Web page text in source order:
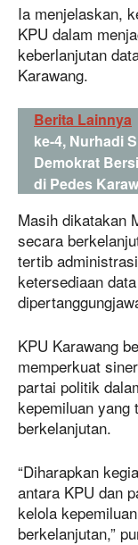
Ia menjelaskan,
KPU dalam
keberlanjutan
Karawang.
Berita Lainnya
ke-4, Nurhadi
Demokrat
di Pedes
Masih dikatakan
secara
tertib
ketersediaan
KPU Karawang
memperkuat
partai politik
kepemiluan yang
berkelanjutan.
“Diharapkan
antara KPU dan
kelola
berkelanjutan,”